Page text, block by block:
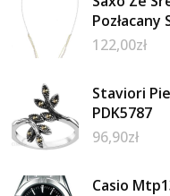
Pozłacany
122,00zł
Staviori
PDK5787
96,90zł
Casio